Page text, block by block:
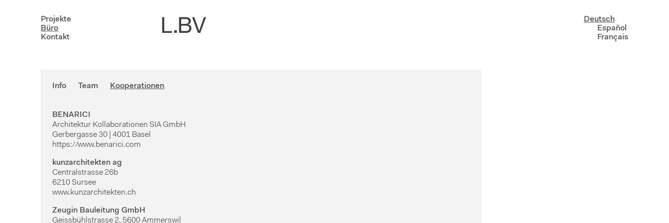
Projekte
Büro
Kontakt
Deutsch
Español
Français
Info Team Kooperationen
BENARICI
Architektur Kollaborationen SIA GmbH
Gerbergasse 30 | 4001 Basel
https://www.benarici.com
kunzarchitekten ag
Centralstrasse 26b
6210 Sursee
www.kunzarchitekten.ch
Zeugin Bauleitung GmbH
Geissbühlstrasse 2, 5600 Ammerswil